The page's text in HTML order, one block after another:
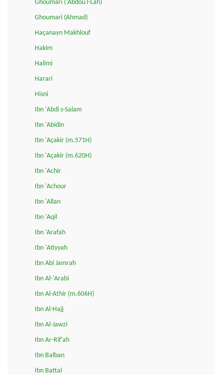
Ghoumari ('Abdou l-Lah)
Ghoumari (Ahmad)
Haçanayn Makhlouf
Hakim
Halimi
Harari
Hisni
Ibn 'Abdi s-Salam
Ibn 'Abidin
Ibn 'Açakir (m.571H)
Ibn 'Açakir (m.620H)
Ibn 'Achir
Ibn 'Achour
Ibn 'Allan
Ibn 'Aqil
Ibn 'Arafah
Ibn 'Atiyyah
Ibn Abi Jamrah
Ibn Al-'Arabi
Ibn Al-Athir (m.606H)
Ibn Al-Hajj
Ibn Al-Jawzi
Ibn Ar-Rif'ah
Ibn Balban
Ibn Battal